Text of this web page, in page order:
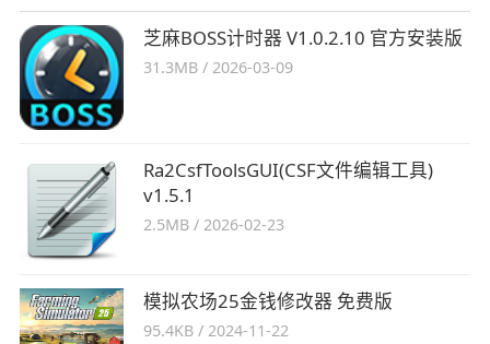
芝麻BOSS计时器 V1.0.2.10 官方安装版
31.3MB /2026-03-09
Ra2CsfToolsGUI(CSF文件编辑工具)
v1.5.1
2.5MB / 2026-02-23
模拟农场25金钱修改器 免费版
95.4KB /2024-11-22